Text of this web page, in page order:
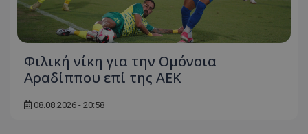
Φιλική νίκη για την Ομόνοια
Αραδίππου επί της ΑΕΚ
08.08.2026 - 20:58